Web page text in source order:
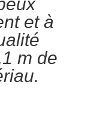
et à
m de